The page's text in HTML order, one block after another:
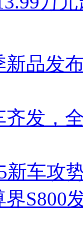
品发
发，
新车攻
S800